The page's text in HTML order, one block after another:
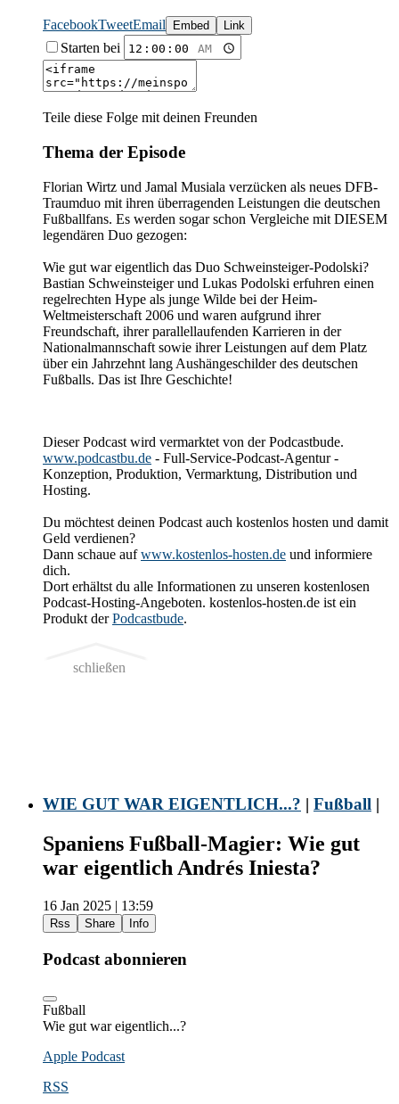
FacebookTweetEmail Embed Link
Starten bei
Teile diese Folge mit deinen Freunden
Thema der Episode
Florian Wirtz und Jamal Musiala verzücken als neues DFB-
Traumduo mit ihren überragenden Leistungen die deutschen
Fußballfans. Es werden sogar schon Vergleiche mit DIESEM
legendären Duo gezogen:
Wie gut war eigentlich das Duo Schweinsteiger-Podolski?
Bastian Schweinsteiger und Lukas Podolski erfuhren einen
regelrechten Hype als junge Wilde bei der Heim-
Weltmeisterschaft 2006 und waren aufgrund ihrer
Freundschaft, ihrer parallellaufenden Karrieren in der
Nationalmannschaft sowie ihrer Leistungen auf dem Platz
über ein Jahrzehnt lang Aushängeschilder des deutschen
Fußballs. Das ist Ihre Geschichte!
Dieser Podcast wird vermarktet von der Podcastbude.
www.podcastbu.de - Full-Service-Podcast-Agentur -
Konzeption, Produktion, Vermarktung, Distribution und
Hosting.
Du möchtest deinen Podcast auch kostenlos hosten und damit
Geld verdienen?
Dann schaue aufwww.kostenlos-hosten.de und informiere
dich.
Dort erhältst du alle Informationen zu unseren kostenlosen
Podcast-Hosting-Angeboten. kostenlos-hosten.de ist ein
Produkt derPodcastbude.
schließen
WIE GUT WAR EIGENTLICH...? | Fußball |
Spaniens Fußball-Magier: Wie gut
war eigentlich Andrés Iniesta?
16 Jan 2025 | 13:59
Rss Share Info
Podcast abonnieren
Fußball
Wie gut war eigentlich...?
Apple Podcast
RSS